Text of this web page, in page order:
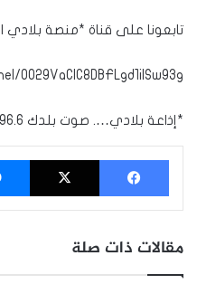
تابعونا على قناة *منصة بلادي
*إذاعة بلادي…. صوت بلدك 96.6*
فيسبوك ‫X
مقالات ذات صلة